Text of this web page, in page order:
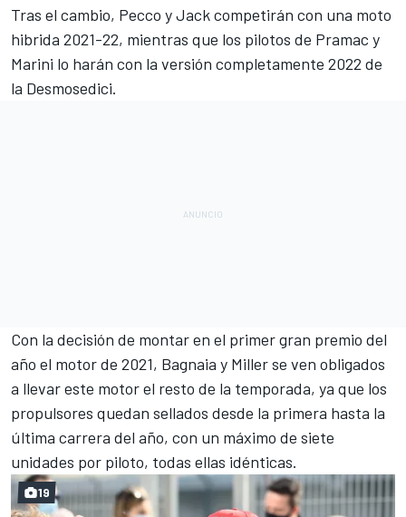
Tras el cambio, Pecco y Jack competirán con una moto
hibrida 2021-22, mientras que los pilotos de Pramac y
Marini lo harán con la versión completamente 2022 de
la Desmosedici.
Con la decisión de montar en el primer gran premio del
año el motor de 2021, Bagnaia y Miller se ven obligados
a llevar este motor el resto de la temporada, ya que los
propulsores quedan sellados desde la primera hasta la
última carrera del año, con un máximo de siete
unidades por piloto, todas ellas idénticas.
19